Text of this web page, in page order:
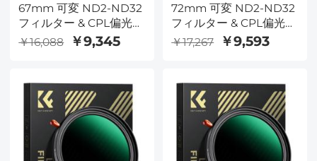
67mm 可変 ND2-ND32
フィルター & CPL偏光
フィルター, 2in1
￥16,088 ￥9,345
72mm 可変 ND2-ND32
フィルター & CPL偏光
フィルター, 2in1
￥17,267 ￥9,593